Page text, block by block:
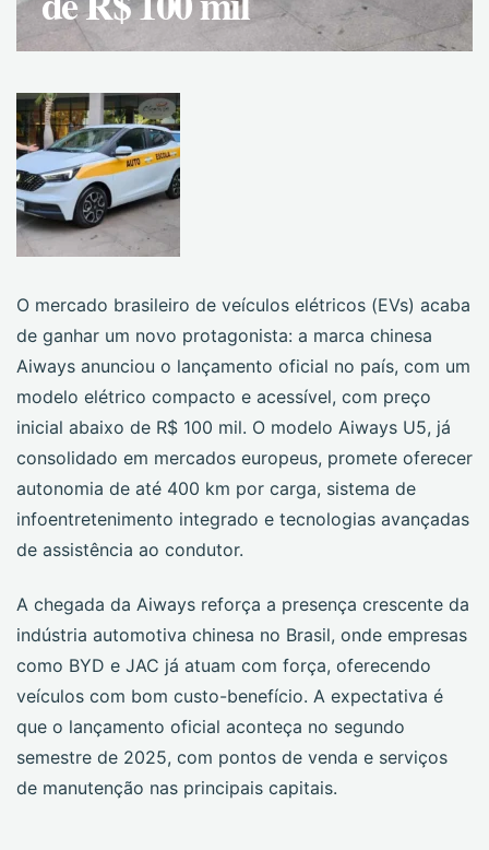
O mercado brasileiro de veículos elétricos (EVs) acaba
de ganhar um novo protagonista: a marca chinesa
Aiways anunciou o lançamento oficial no país, com um
modelo elétrico compacto e acessível, com preço
inicial abaixo de R$ 100 mil. O modelo Aiways U5, já
consolidado em mercados europeus, promete oferecer
autonomia de até 400 km por carga, sistema de
infoentretenimento integrado e tecnologias avançadas
de assistência ao condutor.
A chegada da Aiways reforça a presença crescente da
indústria automotiva chinesa no Brasil, onde empresas
como BYD e JAC já atuam com força, oferecendo
veículos com bom custo-benefício. A expectativa é
que o lançamento oficial aconteça no segundo
semestre de 2025, com pontos de venda e serviços
de manutenção nas principais capitais.